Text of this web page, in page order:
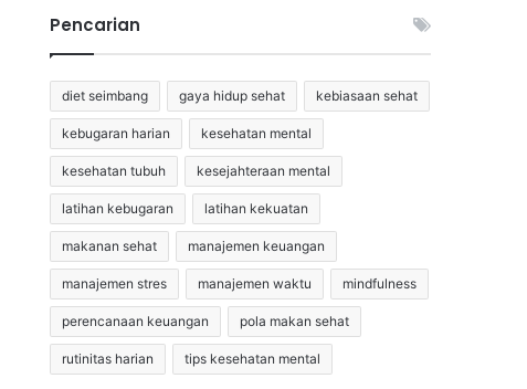
Pencarian
diet seimbang gaya hidup sehat kebiasaan sehat
kebugaran harian kesehatan mental
kesehatan tubuh kesejahteraan mental
latihan kebugaran latihan kekuatan
makanan sehat manajemen keuangan
manajemen stres manajemen waktu mindfulness
perencanaan keuangan pola makan sehat
rutinitas harian tips kesehatan mental